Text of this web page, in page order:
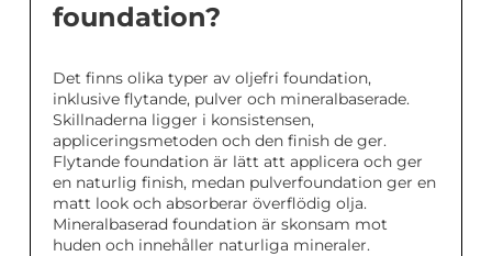
foundation?
Det finns olika typer av oljefri foundation,
inklusive flytande, pulver och mineralbaserade.
Skillnaderna ligger i konsistensen,
appliceringsmetoden och den finish de ger.
Flytande foundation är lätt att applicera och ger
en naturlig finish, medan pulverfoundation ger en
matt look och absorberar överflödig olja.
Mineralbaserad foundation är skonsam mot
huden och innehåller naturliga mineraler.